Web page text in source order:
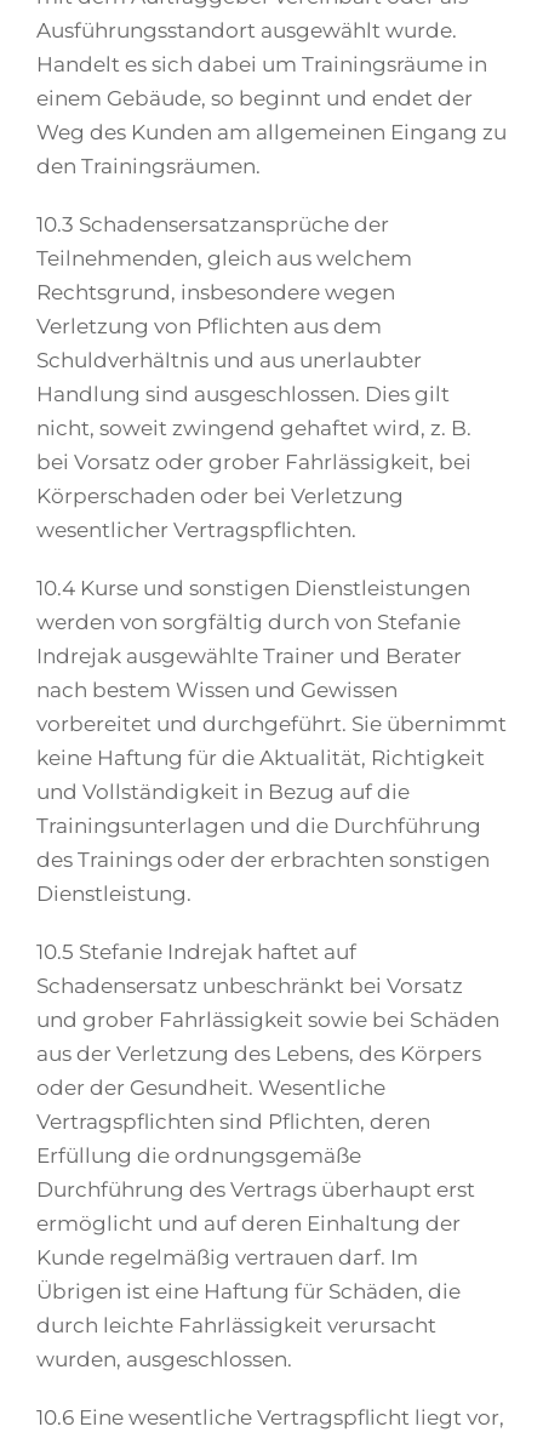
Ausführungsstandort ausgewählt wurde.
Handelt es sich dabei um Trainingsräume in
einem Gebäude, so beginnt und endet der
Weg des Kunden am allgemeinen Eingang zu
den Trainingsräumen.
10.3 Schadensersatzansprüche der
Teilnehmenden, gleich aus welchem
Rechtsgrund, insbesondere wegen
Verletzung von Pflichten aus dem
Schuldverhältnis und aus unerlaubter
Handlung sind ausgeschlossen. Dies gilt
nicht, soweit zwingend gehaftet wird, z. B.
bei Vorsatz oder grober Fahrlässigkeit, bei
Körperschaden oder bei Verletzung
wesentlicher Vertragspflichten.
10.4 Kurse und sonstigen Dienstleistungen
werden von sorgfältig durch von Stefanie
Indrejak ausgewählte Trainer und Berater
nach bestem Wissen und Gewissen
vorbereitet und durchgeführt. Sie übernimmt
keine Haftung für die Aktualität, Richtigkeit
und Vollständigkeit in Bezug auf die
Trainingsunterlagen und die Durchführung
des Trainings oder der erbrachten sonstigen
Dienstleistung.
10.5 Stefanie Indrejak haftet auf
Schadensersatz unbeschränkt bei Vorsatz
und grober Fahrlässigkeit sowie bei Schäden
aus der Verletzung des Lebens, des Körpers
oder der Gesundheit. Wesentliche
Vertragspflichten sind Pflichten, deren
Erfüllung die ordnungsgemäße
Durchführung des Vertrags überhaupt erst
ermöglicht und auf deren Einhaltung der
Kunde regelmäßig vertrauen darf. Im
Übrigen ist eine Haftung für Schäden, die
durch leichte Fahrlässigkeit verursacht
wurden, ausgeschlossen.
10.6 Eine wesentliche Vertragspflicht liegt vor,